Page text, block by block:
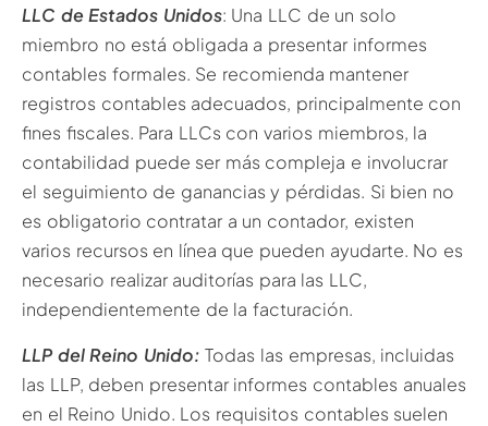
LLC de Estados Unidos: Una LLC de un solo
miembro no está obligada a presentar informes
contables formales. Se recomienda mantener
registros contables adecuados, principalmente con
fines fiscales. Para LLCs con varios miembros, la
contabilidad puede ser más compleja e involucrar
el seguimiento de ganancias y pérdidas. Si bien no
es obligatorio contratar a un contador, existen
varios recursos en línea que pueden ayudarte. No es
necesario realizar auditorías para las LLC,
independientemente de la facturación.
LLP del Reino Unido: Todas las empresas, incluidas
las LLP, deben presentar informes contables anuales
en el Reino Unido. Los requisitos contables suelen